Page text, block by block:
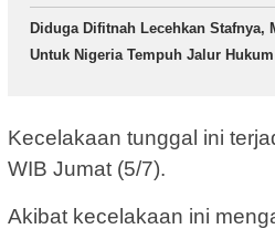
Diduga Difitnah Lecehkan Stafnya,
Untuk Nigeria Tempuh Jalur Hukum
Kecelakaan tunggal ini
WIB Jumat (5/7).
Akibat kecelakaan ini